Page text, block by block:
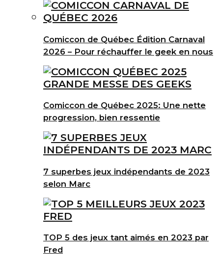
Comiccon de Québec Édition Carnaval
2026 – Pour réchauffer le geek en nous
Comiccon de Québec 2025: Une nette
progression, bien ressentie
7 superbes jeux indépendants de 2023
selon Marc
TOP 5 des jeux tant aimés en 2023 par
Fred